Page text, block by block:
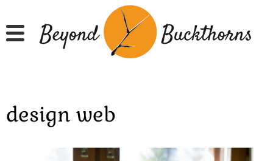
pääsisältöön
design web